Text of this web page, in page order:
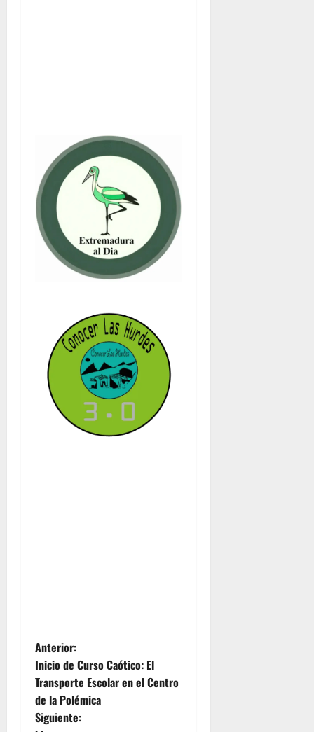
N
a
v
Anterior:
Inicio de Curso Caótico: El
Transporte Escolar en el Centro
de la Polémica
Siguiente: